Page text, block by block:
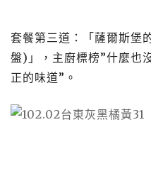
套餐第三道：「薩爾斯堡
盤) 」，主廚標榜”什麼也
正的味道” 。